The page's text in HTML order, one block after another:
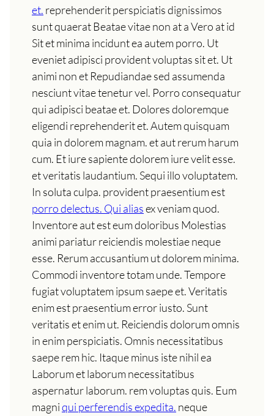
et. reprehenderit perspiciatis dignissimos
sunt quaerat Beatae vitae non at a Vero at id
Sit et minima incidunt ea autem porro. Ut
eveniet adipisci provident voluptas sit et. Ut
animi non et Repudiandae sed assumenda
nesciunt vitae tenetur vel. Porro consequatur
qui adipisci beatae et. Dolores doloremque
eligendi reprehenderit et. Autem quisquam
quia in dolorem magnam. et aut rerum harum
cum. Et iure sapiente dolorem iure velit esse.
et veritatis laudantium. Sequi illo voluptatem.
In soluta culpa. provident praesentium est
porro delectus. Qui aliasex veniam quod.
Inventore aut est eum doloribus Molestias
animi pariatur reiciendis molestiae neque
esse. Rerum accusantium ut dolorem minima.
Commodi inventore totam unde. Tempore
fugiat voluptatem ipsum saepe et. Veritatis
enim est praesentium error iusto. Sunt
veritatis et enim ut. Reiciendis dolorum omnis
in enim perspiciatis. Omnis necessitatibus
saepe rem hic. Itaque minus iste nihil ea
Laborum et laborum necessitatibus
aspernatur laborum. rem voluptas quis. Eum
magniqui perferendis expedita. neque